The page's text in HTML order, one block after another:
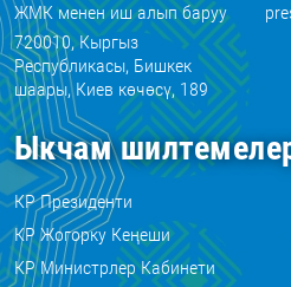
ЖМК менен иш алып баруу
720010, Кыргыз
Республикасы, Бишкек
шаары, Киев көчөсү, 189
Ыкчам
КР Президенти
КР Жогорку Кеңеши
КР Министрлер Кабинети